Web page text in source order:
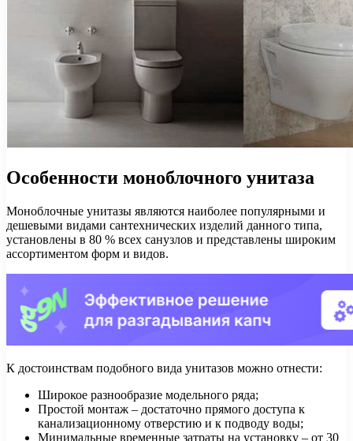
Особенности моноблочного унитаза
Моноблочные унитазы являются наиболее популярными и
дешевыми видами сантехнических изделий данного типа,
установлены в 80 % всех санузлов и представлены широким
ассортиментом форм и видов.
К достоинствам подобного вида унитазов можно отнести:
Широкое разнообразие модельного ряда;
Простой монтаж – достаточно прямого доступа к
канализационному отверстию и к подводу воды;
Минимальные временные затраты на установку – от 30